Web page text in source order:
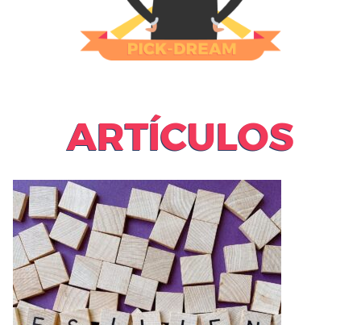
ARTÍCULOS